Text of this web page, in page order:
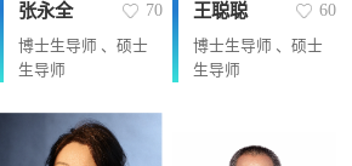
张永全 70
博士生导师 、硕士
生导师
王聪聪 60
博士生导师 、硕士
生导师